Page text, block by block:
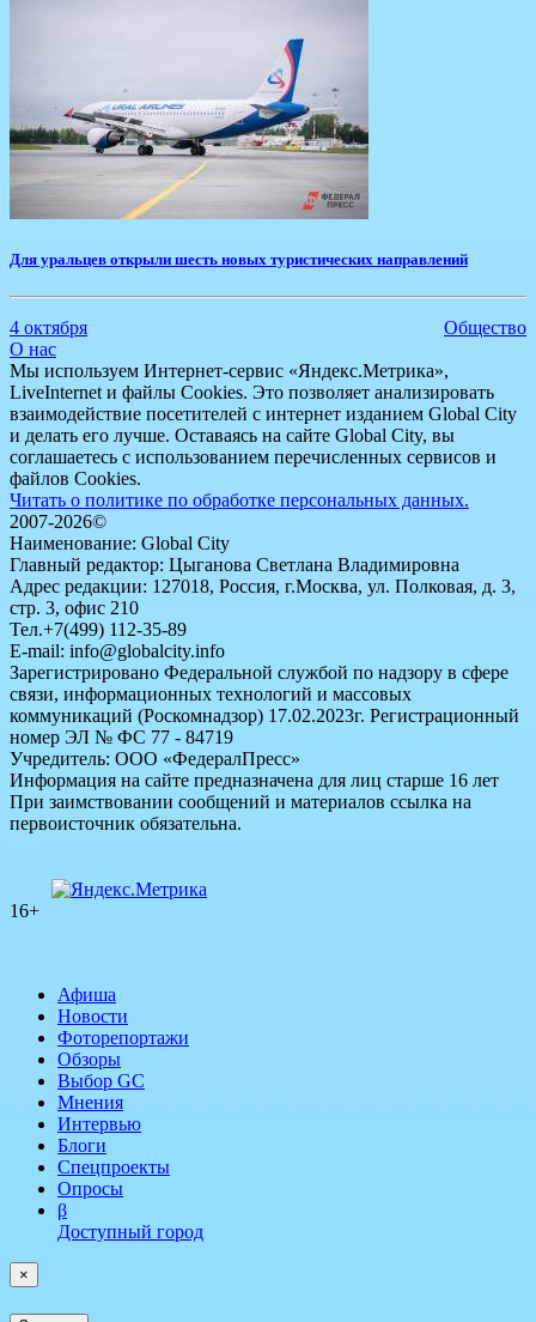
Для уральцев открыли шесть новых туристических направлений
4 октября
Общество
О нас
Мы используем Интернет-сервис «Яндекс.Метрика»,
LiveInternet и файлы Cookies. Это позволяет анализировать
взаимодействие посетителей с интернет изданием Global City
и делать его лучше. Оставаясь на сайте Global City, вы
соглашаетесь с использованием перечисленных сервисов и
файлов Cookies.
Читать о политике по обработке персональных данных.
2007-2026©
Наименование: Global City
Главный редактор: Цыганова Светлана Владимировна
Адрес редакции: 127018, Россия, г.Москва, ул. Полковая, д. 3,
стр. 3, офис 210
Тел.+7(499) 112-35-89
E-mail: info@globalcity.info
Зарегистрировано Федеральной службой по надзору в сфере
связи, информационных технологий и массовых
коммуникаций (Роскомнадзор) 17.02.2023г. Регистрационный
номер ЭЛ № ФС 77 - 84719
Учредитель: ООО «ФедералПресс»
Информация на сайте предназначена для лиц старше 16 лет
При заимствовании сообщений и материалов ссылка на
первоисточник обязательна.
16+
Афиша
Новости
Фоторепортажи
Обзоры
Выбор GC
Мнения
Интервью
Блоги
Спецпроекты
Опросы
β
Доступный город
×